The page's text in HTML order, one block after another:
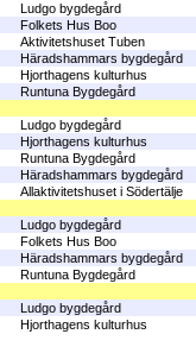
Ludgo bygdegård
Folkets Hus Boo
Aktivitetshuset Tuben
Häradshammars bygdegård
Hjorthagens kulturhus
Runtuna Bygdegård
Ludgo bygdegård
Hjorthagens kulturhus
Runtuna Bygdegård
Häradshammars bygdegård
Allaktivitetshuset i Södertälje
Ludgo bygdegård
Folkets Hus Boo
Häradshammars bygdegård
Runtuna Bygdegård
Ludgo bygdegård
Hjorthagens kulturhus